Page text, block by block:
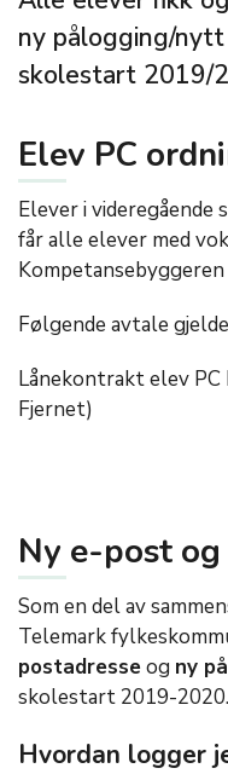
ny pålogging/
skolestart 2019/
Elev PC
Elever i videregående
får alle elever med
Følgende avtale
Lånekontrakt elev PC
Fjernet)
Ny e-post
Som en del av
Telemark
postadresseog ny
skolestart 2019-2020.
Hvordan logger